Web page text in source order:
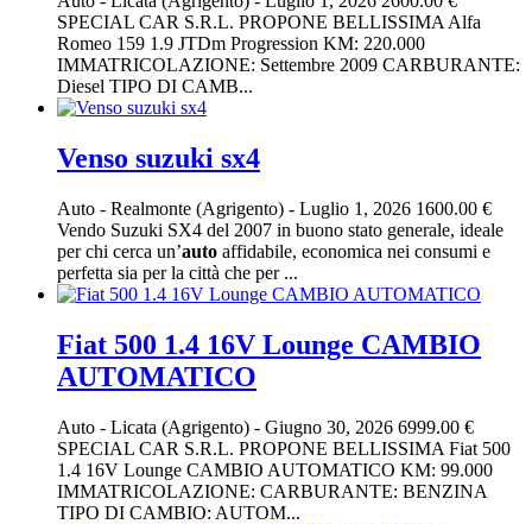
SPECIAL CAR S.R.L. PROPONE BELLISSIMA Alfa
Romeo 159 1.9 JTDm Progression KM: 220.000
IMMATRICOLAZIONE: Settembre 2009 CARBURANTE:
Diesel TIPO DI CAMB...
Venso suzuki sx4
Auto - Realmonte (Agrigento) - Luglio 1, 2026 1600.00 €
Vendo Suzuki SX4 del 2007 in buono stato generale, ideale
per chi cerca un’auto affidabile, economica nei consumi e
perfetta sia per la città che per ...
Fiat 500 1.4 16V Lounge CAMBIO
AUTOMATICO
Auto - Licata (Agrigento) - Giugno 30, 2026 6999.00 €
SPECIAL CAR S.R.L. PROPONE BELLISSIMA Fiat 500
1.4 16V Lounge CAMBIO AUTOMATICO KM: 99.000
IMMATRICOLAZIONE: CARBURANTE: BENZINA
TIPO DI CAMBIO: AUTOM...